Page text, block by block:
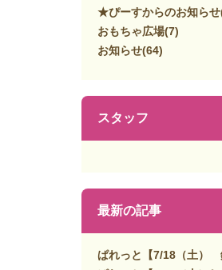
★ぴーすからのお知らせ
おもちゃ広場(7)
お知らせ(64)
スタッフ
最新の記事
ぱれっと【7/18（土）